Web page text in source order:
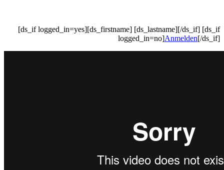
[ds_if logged_in=yes][ds_firstname] [ds_lastname][/ds_if] [ds_if
logged_in=no]Anmelden[/ds_if]